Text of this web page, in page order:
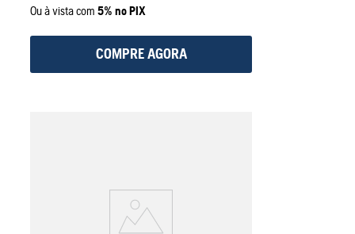
Ou à vista com 5% no PIX
COMPRE AGORA